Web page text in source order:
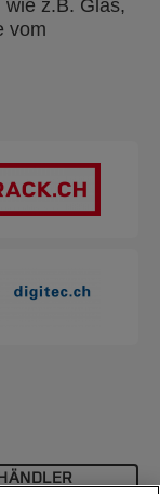
wie z.B. Glas,
vom
fertig. 75